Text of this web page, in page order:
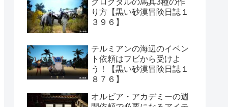
クログダルの馬具3種の作
り方【黒い砂漠冒険日誌１
３９６】
テルミアンの海辺のイベン
ト依頼はフビから受けよ
う！【黒い砂漠冒険日誌１
８７６】
オルビア・アカデミーの週